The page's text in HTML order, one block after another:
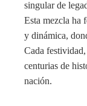
singular de
Esta mezcla ha
y dinámica,
Cada
centurias de
nación.